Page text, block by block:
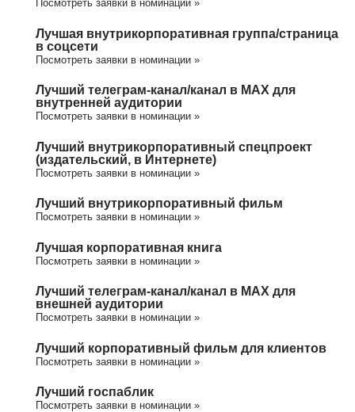
Посмотреть заявки в номинации »
Лучшая внутрикорпоративная группа/cтраница
в соцсети
Посмотреть заявки в номинации »
Лучший телеграм-канал/канал в МАХ для
внутренней аудитории
Посмотреть заявки в номинации »
Лучший внутрикорпоративный спецпроект
(издательский, в Интернете)
Посмотреть заявки в номинации »
Лучший внутрикорпоративный фильм
Посмотреть заявки в номинации »
Лучшая корпоративная книга
Посмотреть заявки в номинации »
Лучший телеграм-канал/канал в МАХ для
внешней аудитории
Посмотреть заявки в номинации »
Лучший корпоративный фильм для клиентов
Посмотреть заявки в номинации »
Лучший госпаблик
Посмотреть заявки в номинации »